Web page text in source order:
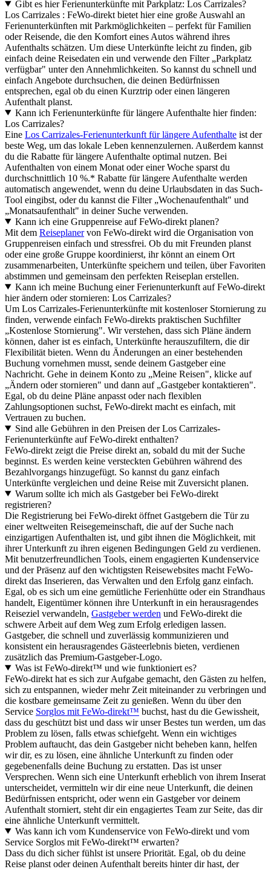
Gibt es hier Ferienunterkünfte mit Parkplatz: Los Carrizales?
Los Carrizales : FeWo-direkt bietet hier eine große Auswahl an
Ferienunterkünften mit Parkmöglichkeiten – perfekt für Familien
oder Reisende, die den Komfort eines Autos während ihres
Aufenthalts schätzen. Um diese Unterkünfte leicht zu finden, gib
einfach deine Reisedaten ein und verwende den Filter „Parkplatz
verfügbar" unter den Annehmlichkeiten. So kannst du schnell und
einfach Angebote durchsuchen, die deinen Bedürfnissen
entsprechen, egal ob du einen Kurztrip oder einen längeren
Aufenthalt planst.
Kann ich Ferienunterkünfte für längere Aufenthalte hier finden:
Los Carrizales?
Eine Los Carrizales-Ferienunterkunft für längere Aufenthalte ist der
beste Weg, um das lokale Leben kennenzulernen. Außerdem kannst
du die Rabatte für längere Aufenthalte optimal nutzen. Bei
Aufenthalten von einem Monat oder einer Woche sparst du
durchschnittlich 10 %.* Rabatte für längere Aufenthalte werden
automatisch angewendet, wenn du deine Urlaubsdaten in das Such-
Tool eingibst, oder du kannst die Filter „Wochenaufenthalt" und
„Monatsaufenthalt" in deiner Suche verwenden.
Kann ich eine Gruppenreise auf FeWo-direkt planen?
Mit dem Reiseplanervon FeWo-direkt wird die Organisation von
Gruppenreisen einfach und stressfrei. Ob du mit Freunden planst
oder eine große Gruppe koordinierst, ihr könnt an einem Ort
zusammenarbeiten, Unterkünfte speichern und teilen, über Favoriten
abstimmen und gemeinsam den perfekten Reiseplan erstellen.
Kann ich meine Buchung einer Ferienunterkunft auf FeWo-direkt
hier ändern oder stornieren: Los Carrizales?
Um Los Carrizales-Ferienunterkünfte mit kostenloser Stornierung zu
finden, verwende einfach FeWo-direkts praktischen Suchfilter
„Kostenlose Stornierung". Wir verstehen, dass sich Pläne ändern
können, daher ist es einfach, Unterkünfte herauszufiltern, die dir
Flexibilität bieten. Wenn du Änderungen an einer bestehenden
Buchung vornehmen musst, sende deinem Gastgeber eine
Nachricht. Gehe in deinem Konto zu „Meine Reisen", klicke auf
„Ändern oder stornieren" und dann auf „Gastgeber kontaktieren".
Egal, ob du deine Pläne anpasst oder nach flexiblen
Zahlungsoptionen suchst, FeWo-direkt macht es einfach, mit
Vertrauen zu buchen.
Sind alle Gebühren in den Preisen der Los Carrizales-
Ferienunterkünfte auf FeWo-direkt enthalten?
FeWo-direkt zeigt die Preise direkt an, sobald du mit der Suche
beginnst. Es werden keine versteckten Gebühren während des
Bezahlvorgangs hinzugefügt. So kannst du ganz einfach
Unterkünfte vergleichen und deine Reise mit Zuversicht planen.
Warum sollte ich mich als Gastgeber bei FeWo-direkt
registrieren?
Die Registrierung bei FeWo-direkt öffnet Gastgebern die Tür zu
einer weltweiten Reisegemeinschaft, die auf der Suche nach
einzigartigen Aufenthalten ist, und gibt ihnen die Möglichkeit, mit
ihrer Unterkunft zu ihren eigenen Bedingungen Geld zu verdienen.
Mit benutzerfreundlichen Tools, einem engagierten Kundenservice
und der Präsenz auf den wichtigsten Reisewebsites macht FeWo-
direkt das Inserieren, das Verwalten und den Erfolg ganz einfach.
Egal, ob es sich um eine gemütliche Ferienhütte oder ein Strandhaus
handelt, Eigentümer können ihre Unterkunft in ein herausragendes
Reiseziel verwandeln, Gastgeber werden und FeWo-direkt die
schwere Arbeit auf dem Weg zum Erfolg erledigen lassen.
Gastgeber, die schnell und zuverlässig kommunizieren und
konsistent ein herausragendes Gästeerlebnis bieten, verdienen
zusätzlich das Premium-Gastgeber-Logo.
Was ist FeWo-direkt™ und wie funktioniert es?
FeWo-direkt hat es sich zur Aufgabe gemacht, den Gästen zu helfen,
sich zu entspannen, wieder mehr Zeit miteinander zu verbringen und
die kostbare gemeinsame Zeit zu genießen. Wenn du über den
Service Sorglos mit FeWo-direkt™ buchst, hast du die Gewissheit,
dass du geschützt bist und dass wir unser Bestes tun werden, um das
Problem zu lösen, falls etwas schiefgeht. Wenn ein wichtiges
Problem auftaucht, das dein Gastgeber nicht beheben kann, helfen
wir dir, es zu lösen, eine ähnliche Unterkunft zu finden oder
gegebenenfalls deine Buchung zu erstatten. Das ist unser
Versprechen. Wenn sich eine Unterkunft erheblich von ihrem Inserat
unterscheidet, vermitteln wir dir eine neue Unterkunft, die deinen
Bedürfnissen entspricht, oder wenn ein Gastgeber vor deinem
Aufenthalt storniert, steht dir ein engagiertes Team zur Seite, das dir
eine ähnliche Unterkunft vermittelt.
Was kann ich vom Kundenservice von FeWo-direkt und vom
Service Sorglos mit FeWo-direkt™ erwarten?
Dass du dich sicher fühlst ist unsere Priorität. Egal, ob du deine
Reise planst oder deinen Aufenthalt bereits hinter dir hast, der